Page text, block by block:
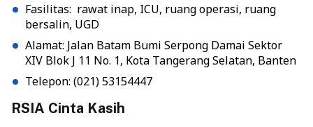
Fasilitas: rawat inap, ICU, ruang operasi, ruang
bersalin, UGD
Alamat: Jalan Batam Bumi Serpong Damai Sektor
XIV Blok J 11 No. 1, Kota Tangerang Selatan, Banten
Telepon: (021) 53154447
RSIA Cinta Kasih